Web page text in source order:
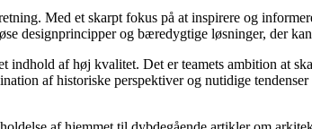
Med et skarpt fokus på at inspirere og
designprincipper og bæredygtige løsninger, der
af høj kvalitet. Det er teamets ambition at
af historiske perspektiver og nutidige